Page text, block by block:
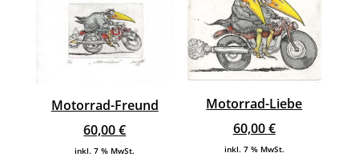
Motorrad-Freund
60,00€
inkl. 7 % MwSt.
Motorrad-Liebe
60,00€
inkl. 7 % MwSt.